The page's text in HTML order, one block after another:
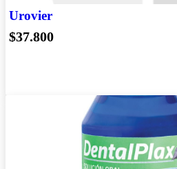
Urovier
$37.800